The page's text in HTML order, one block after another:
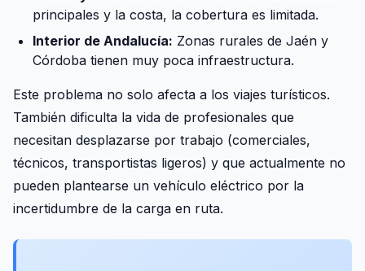
principales y la costa, la cobertura es limitada.
Interior de Andalucía: Zonas rurales de Jaén y
Córdoba tienen muy poca infraestructura.
Este problema no solo afecta a los viajes turísticos.
También dificulta la vida de profesionales que
necesitan desplazarse por trabajo (comerciales,
técnicos, transportistas ligeros) y que actualmente no
pueden plantearse un vehículo eléctrico por la
incertidumbre de la carga en ruta.